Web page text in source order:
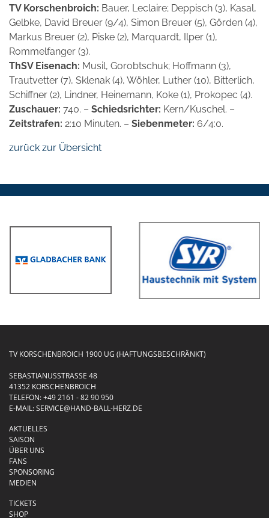
TV Korschenbroich: Bauer, Leclaire; Deppisch (3), Kasal,
Gelbke, David Breuer (9/4), Simon Breuer (5), Görden (4),
Markus Breuer (2), Piske (2), Marquardt, Ilper (1),
Rommelfanger (3).
ThSV Eisenach: Musil, Gorobtschuk; Hoffmann (3),
Trautvetter (7), Sklenak (4), Wöhler, Luther (10), Bitterlich,
Schiffner (2), Lindner, Heinemann, Koke (1), Prokopec (4).
Zuschauer: 740. – Schiedsrichter: Kern/Kuschel. –
Zeitstrafen: 2:10 Minuten. – Siebenmeter: 6/4:0.
zurück zur Übersicht
TV KORSCHENBROICH 1900 UG (HAFTUNGSBESCHRÄNKT)
SEBASTIANUSSTRASSE 48
41352 KORSCHENBROICH
TELEFON:+49 2161 - 82 90 950
E-MAIL:SERVICE@HAND-BALL-HERZ.DE
AKTUELLES
SAISON
ÜBER UNS
FANS
SPONSORING
MEDIEN
TICKETS
SHOP